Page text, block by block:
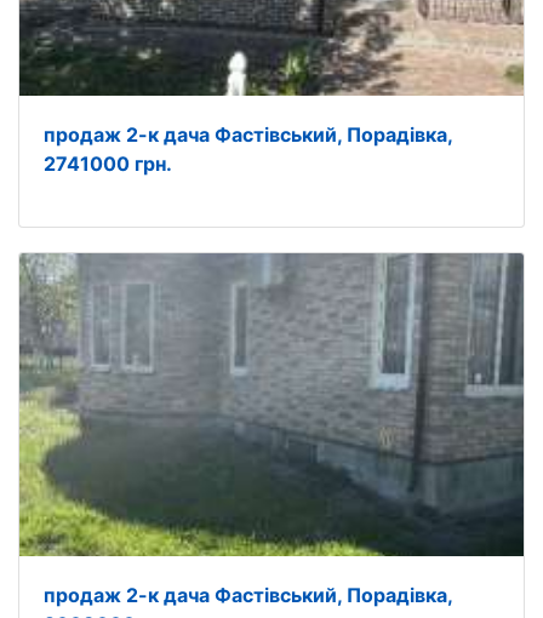
продаж 2-к дача Фастівський, Порадівка,
2741000 грн.
продаж 2-к дача Фастівський, Порадівка,